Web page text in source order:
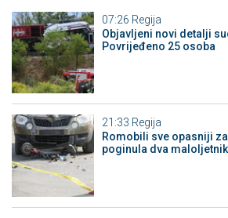
07:26 Regija
Objavljeni novi detalji
Povrijeđeno 25 osoba
21:33 Regija
Romobili sve opasniji
poginula dva